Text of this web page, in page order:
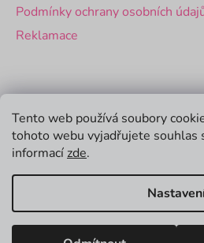
Tento web používá soubory
tohoto webu vyjadřujete souhlas
informací zde.
Podmínky ochrany osobních
Reklamace
Velkoobchod
Firemní dárky
Vytvořil